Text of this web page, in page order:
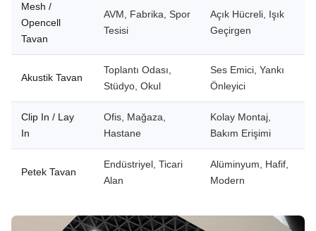
Mesh /
Opencell
Tavan
AVM, Fabrika, Spor
Tesisi
Açık Hücreli, Işık
Geçirgen
Akustik Tavan
Toplantı Odası,
Stüdyo, Okul
Ses Emici, Yankı
Önleyici
Clip In / Lay
In
Ofis, Mağaza,
Hastane
Kolay Montaj,
Bakım Erişimi
Petek Tavan
Endüstriyel, Ticari
Alan
Alüminyum, Hafif,
Modern